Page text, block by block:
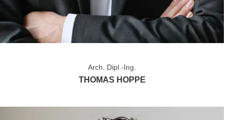
Arch. Dipl.-Ing.
THOMAS HOPPE